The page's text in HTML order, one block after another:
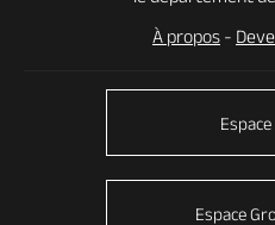
À propos -
Espace